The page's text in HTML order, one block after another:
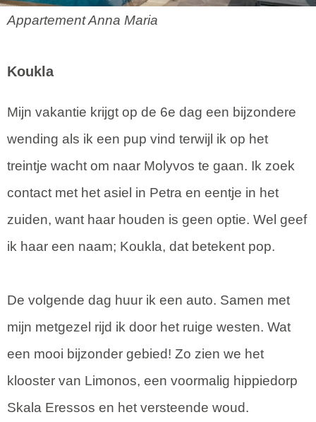
Appartement Anna Maria
Koukla
Mijn vakantie krijgt op de 6e dag een bijzondere
wending als ik een pup vind terwijl ik op het
treintje wacht om naar Molyvos te gaan. Ik zoek
contact met het asiel in Petra en eentje in het
zuiden, want haar houden is geen optie. Wel geef
ik haar een naam; Koukla, dat betekent pop.
De volgende dag huur ik een auto. Samen met
mijn metgezel rijd ik door het ruige westen. Wat
een mooi bijzonder gebied! Zo zien we het
klooster van Limonos, een voormalig hippiedorp
Skala Eressos en het versteende woud.